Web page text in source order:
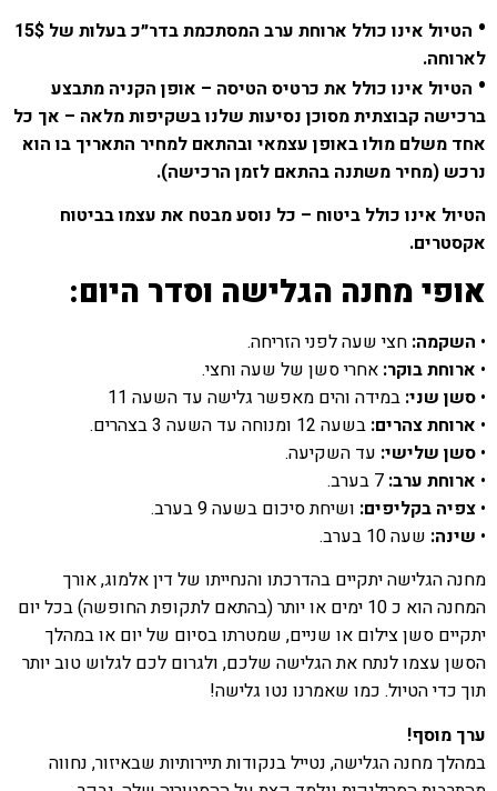
•
הטיול אינו כולל ארוחת ערב המסתכמת בדר״כ בעלות של 15$
לארוחה.
• הטיול אינו כולל את כרטיס הטיסה – אופן הקניה מתבצע
ברכישה קבוצתית מסוכן נסיעות שלנו בשקיפות מלאה – אך כל
אחד משלם מולו באופן עצמאי ובהתאם למחיר התאריך בו הוא
נרכש (מחיר משתנה בהתאם לזמן הרכישה).
הטיול אינו כולל ביטוח – כל נוסע מבטח את עצמו בביטוח
אקסטרים.
אופי מחנה הגלישה וסדר היום:
• השקמה: חצי שעה לפני הזריחה.
• ארוחת בוקר: אחרי סשן של שעה וחצי.
• סשן שני: במידה והים מאפשר גלישה עד השעה 11
• ארוחת צהרים: בשעה 12 ומנוחה עד השעה 3 בצהרים.
• סשן שלישי: עד השקיעה.
• ארוחת ערב:
• צפיה בקליפים: ושיחת סיכום בשעה 9 בערב.
• שינה: שעה 10 בערב.
מחנה הגלישה יתקיים בהדרכתו והנחייתו של דין אלמוג, אורך
המחנה הוא כ 10 ימים או יותר (בהתאם לתקופת החופשה) בכל יום
יתקיים סשן צילום או שניים, שמטרתו בסיום של יום או במהלך
הסשן עצמו לנתח את הגלישה שלכם, ולגרום לכם לגלוש טוב יותר
תוך כדי הטיול. כמו שאמרנו נטו גלישה!
ערך מוסף!
במהלך מחנה הגלישה, נטייל בנקודות תיירותיות שבאיזור, נחווה